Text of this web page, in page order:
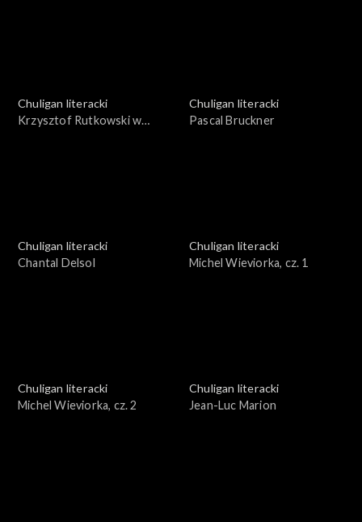
Chuligan literacki
Krzysztof Rutkowski w
Chuligan literacki
Pascal Bruckner
Chuligan literacki
Chantal Delsol
Chuligan literacki
Michel Wieviorka, cz. 1
Chuligan literacki
Michel Wieviorka, cz. 2
Chuligan literacki
Jean-Luc Marion